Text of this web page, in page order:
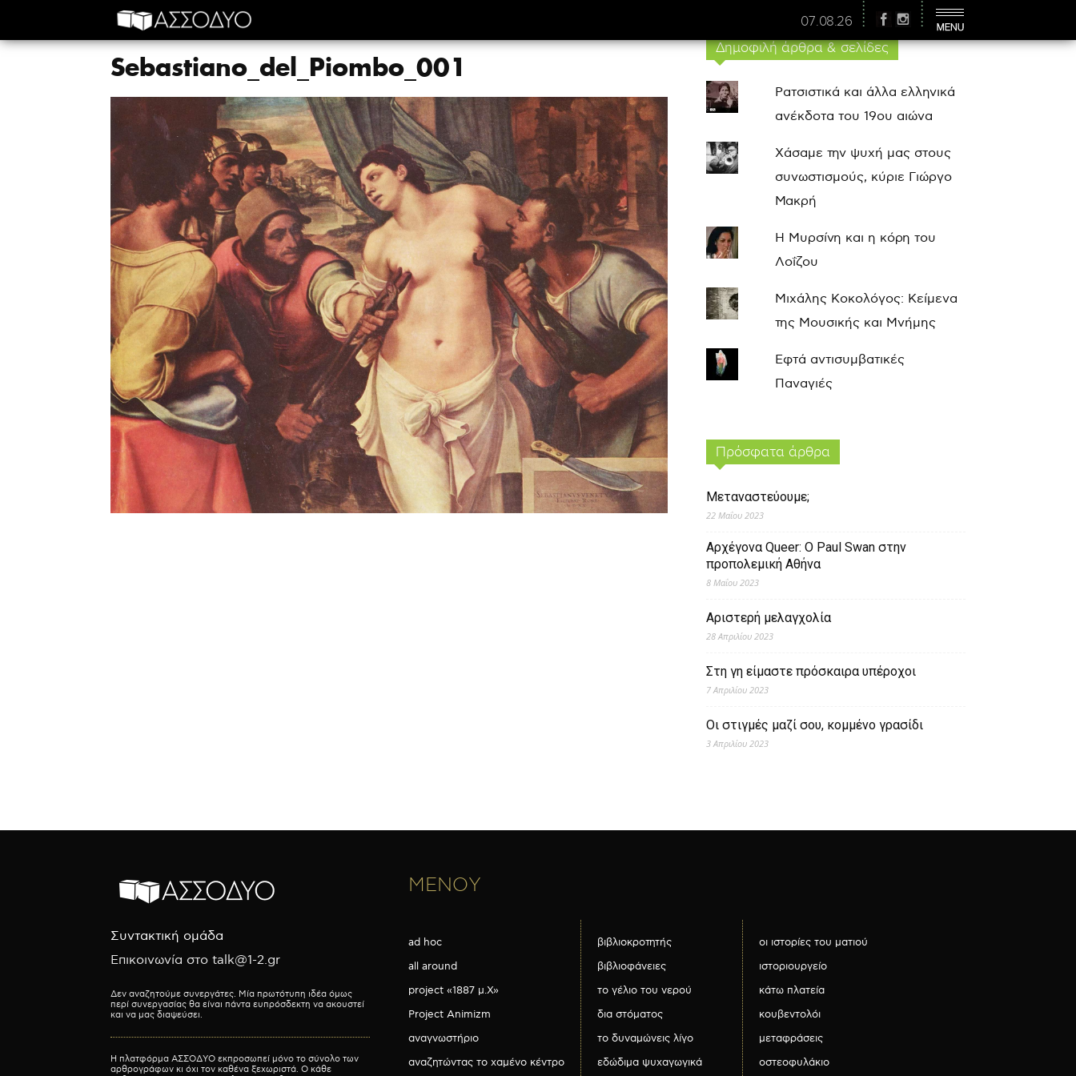
07.08.26
Sebastiano_del_Piombo_001
Δημοφιλή άρθρα & σελίδες
Ρατσιστικά και άλλα ελληνικά
ανέκδοτα του 19ου αιώνα
Χάσαμε την ψυχή μας στους
συνωστισμούς, κύριε Γιώργο
Μακρή
Η Μυρσίνη και η κόρη του
Λοΐζου
Μιχάλης Κοκολόγος: Κείμενα
της Μουσικής και Μνήμης
Εφτά αντισυμβατικές
Παναγιές
Πρόσφατα άρθρα
Μεταναστεύουμε;
22 Μαΐου 2023
Αρχέγονα Queer: O Paul Swan στην
προπολεμική Αθήνα
8 Μαΐου 2023
Αριστερή μελαγχολία
28 Απριλίου 2023
Στη γη είμαστε πρόσκαιρα υπέροχοι
7 Απριλίου 2023
Οι στιγμές μαζί σου, κομμένο γρασίδι
3 Απριλίου 2023
Συντακτική ομάδα
Επικοινωνία στο talk@1-2.gr
Δεν αναζητούμε συνεργάτες. Μία πρωτότυπη ιδέα όμως
περί συνεργασίας θα είναι πάντα ευπρόσδεκτη να ακουστεί
και να μας διαψεύσει.
Η πλατφόρμα ΑΣΣΟΔΥΟ εκπροσωπεί μόνο το σύνολο των
αρθρογράφων κι όχι τον καθένα ξεχωριστά. Ο κάθε
ΜΕΝΟΥ
ad hoc
all around
project «1887 μ.Χ»
Project Animizm
αναγνωστήριο
αναζητώντας το χαμένο κέντρο
βιβλιοκροτητής
βιβλιοφάνειες
το γέλιο του νερού
δια στόματος
το δυναμώνεις λίγο
εδώδιμα ψυχαγωγικά
οι ιστορίες του ματιού
ιστοριουργείο
κάτω πλατεία
κουβεντολόι
μεταφράσεις
οστεοφυλάκιο